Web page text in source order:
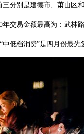
别是建德市、萧山区和
交易金额最高为：武林
低档消费”是四月份最先